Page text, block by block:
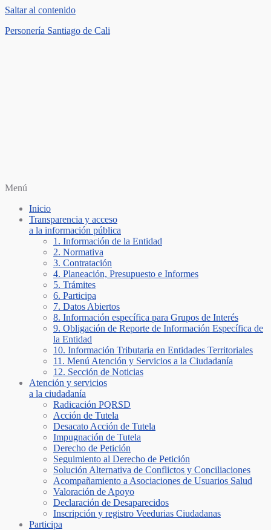
Saltar al contenido
Personería Santiago de Cali
Menú
Inicio
Transparencia y acceso
a la información pública
1. Información de la Entidad
2. Normativa
3. Contratación
4. Planeación, Presupuesto e Informes
5. Trámites
6. Participa
7. Datos Abiertos
8. Información específica para Grupos de Interés
9. Obligación de Reporte de Información Específica de
la Entidad
10. Información Tributaria en Entidades Territoriales
11. Menú Atención y Servicios a la Ciudadanía
12. Sección de Noticias
Atención y servicios
a la ciudadanía
Radicación PQRSD
Acción de Tutela
Desacato Acción de Tutela
Impugnación de Tutela
Derecho de Petición
Seguimiento al Derecho de Petición
Solución Alternativa de Conflictos y Conciliaciones
Acompañamiento a Asociaciones de Usuarios Salud
Valoración de Apoyo
Declaración de Desaparecidos
Inscripción y registro Veedurias Ciudadanas
Participa